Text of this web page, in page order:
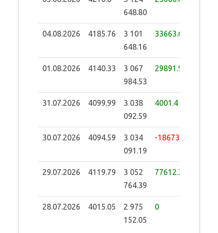
648.80
04.08.2026 4185.76
3 101
648.16
33663.63
01.08.2026 4140.33
3 067
984.53
29891.94
31.07.2026 4099.99
3 038
092.59
4001.4
30.07.2026 4094.59
3 034
091.19
-18673.2
29.07.2026 4119.79
3 052
764.39
77612.34
28.07.2026 4015.05
2 975
152.05
0